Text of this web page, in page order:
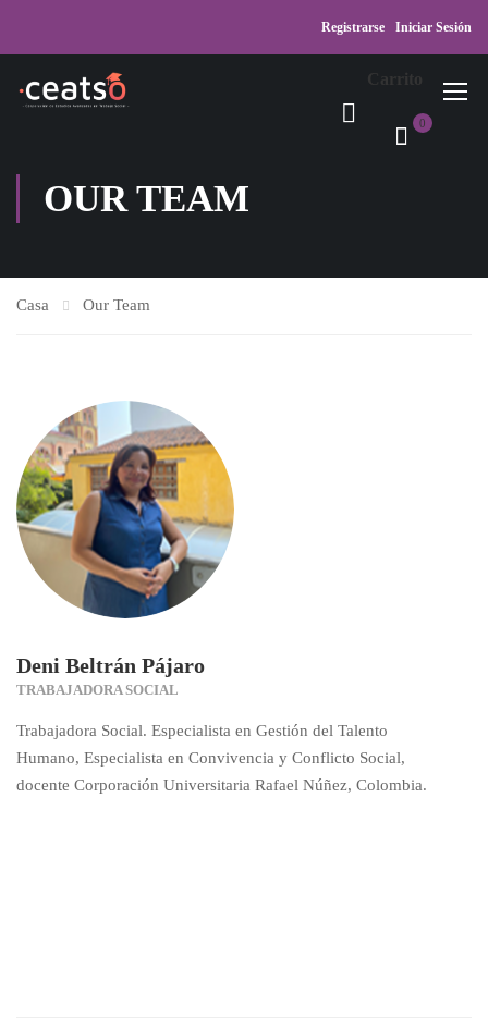
Registrarse Iniciar Sesión
Carrito
0
OUR TEAM
Casa Our Team
Deni Beltrán Pájaro
TRABAJADORA SOCIAL
Trabajadora Social. Especialista en Gestión del Talento
Humano, Especialista en Convivencia y Conflicto Social,
docente Corporación Universitaria Rafael Núñez, Colombia.